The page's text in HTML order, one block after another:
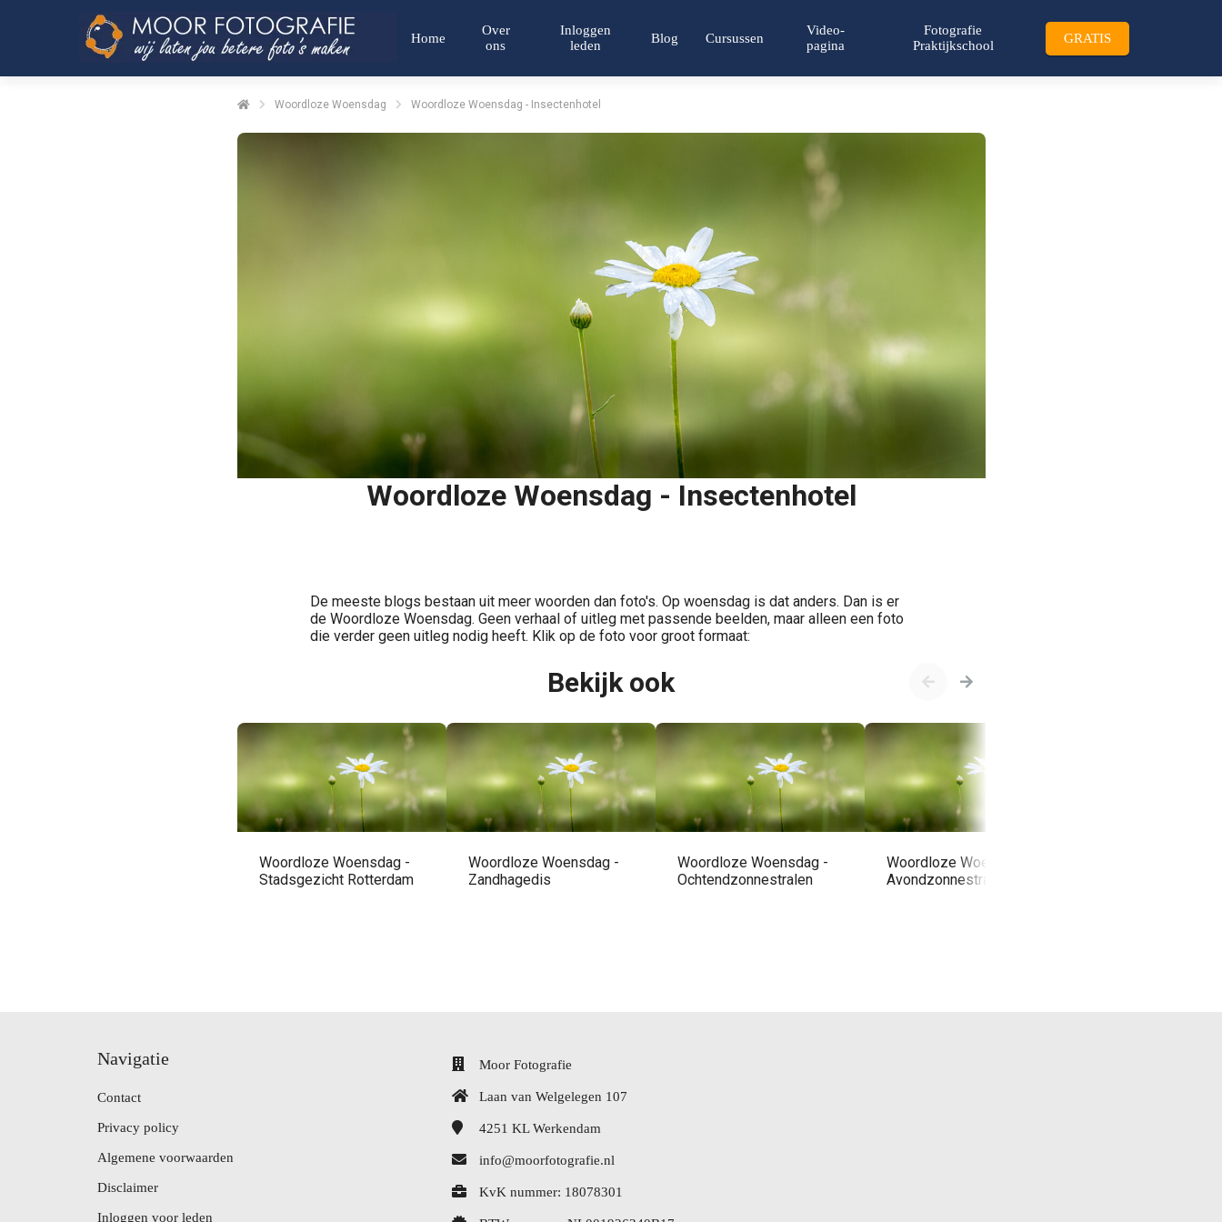
Home
Over
ons
Inloggen
leden
Blog Cursussen
Video-
pagina
Fotografie
Praktijkschool
GRATIS
Woordloze Woensdag Woordloze Woensdag - Insectenhotel
Woordloze Woensdag - Insectenhotel
De meeste blogs bestaan uit meer woorden dan foto's. Op woensdag is dat anders. Dan is er
de Woordloze Woensdag. Geen verhaal of uitleg met passende beelden, maar alleen een foto
die verder geen uitleg nodig heeft. Klik op de foto voor groot formaat:
Bekijk ook
Woordloze Woensdag -
Stadsgezicht Rotterdam
Woordloze Woensdag -
Zandhagedis
Woordloze Woensdag -
Ochtendzonnestralen
Woordloze Woensdag -
Avondzonnestralen
Navigatie
Contact
Privacy policy
Algemene voorwaarden
Disclaimer
Inloggen voor leden
Moor Fotografie
Laan van Welgelegen 107
4251 KLWerkendam
info@moorfotografie.nl
KvK nummer: 18078301